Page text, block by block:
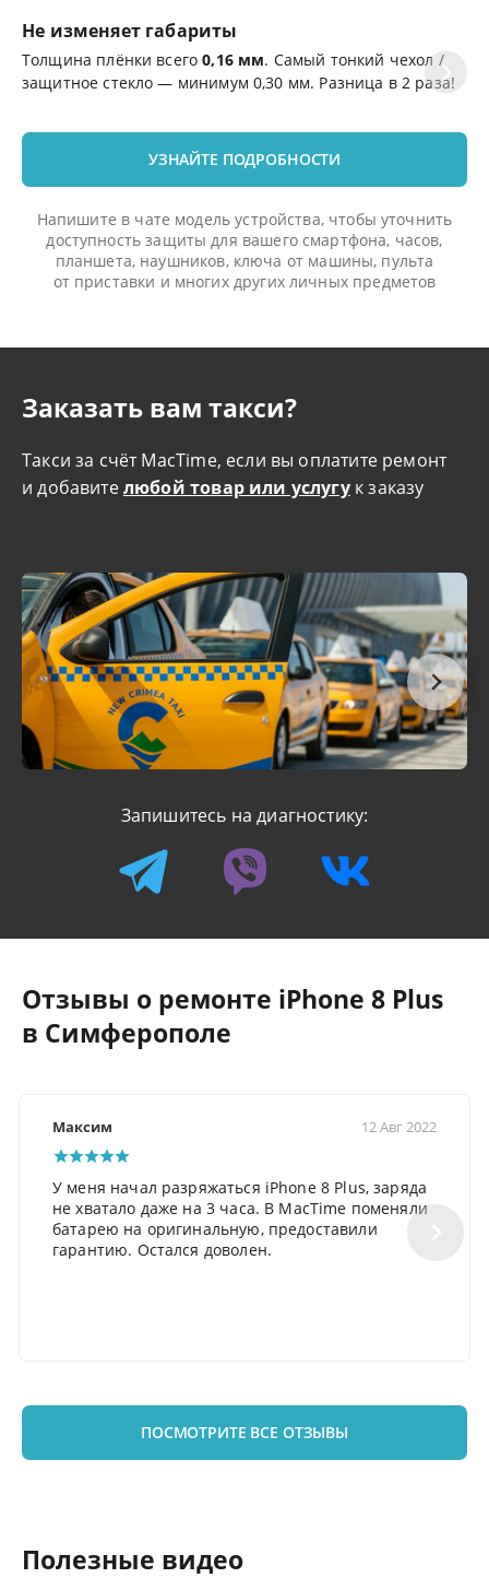
Не изменяет габариты
Толщина плёнки всего0,16 мм. Самый тонкий чехол /
защитное стекло — минимум 0,30 мм. Разница в 2 раза!
УЗНАЙТЕ ПОДРОБНОСТИ
Напишите в чате модель устройства, чтобы уточнить
доступность защиты для вашего смартфона, часов,
планшета, наушников, ключа от машины, пульта
от приставки и многих других личных предметов
Заказать вам такси?
Такси за счёт MacTime, если вы оплатите ремонт
и добавителюбой товар или услугук заказу
Запишитесь на диагностику:
Отзывы о ремонте iPhone 8 Plus
в Симферополе
Максим 12 Авг 2022
У меня начал разряжаться iPhone 8 Plus, заряда
не хватало даже на 3 часа. В MacTime поменяли
батарею на оригинальную, предоставили
гарантию. Остался доволен.
ПОСМОТРИТЕ ВСЕ ОТЗЫВЫ
Полезные видео